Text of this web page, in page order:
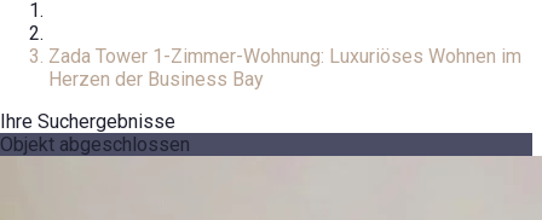
Zada Tower 1-Zimmer-Wohnung: Luxuriöses Wohnen im
Herzen der Business Bay
Ihre Suchergebnisse
Objekt abgeschlossen